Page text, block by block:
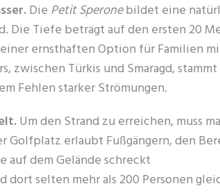
Die Petit Speronebildet eine
Die Tiefe beträgt auf den ersten 20
ernsthaften Option für Familien
zwischen Türkis und Smaragd,
Fehlen starker Strömungen.
Um den Strand zu erreichen, muss
Golfplatz erlaubt Fußgängern, den
auf dem Gelände schreckt
dort selten mehr als 200 Personen